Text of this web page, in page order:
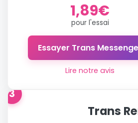
1,89€
pour l'essai
Essayer Trans
Lire notre avis
3
Trans